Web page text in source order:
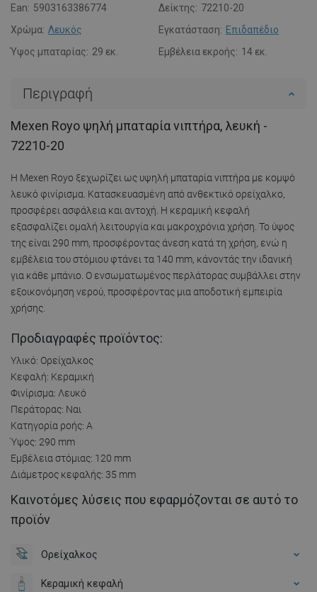
Ean: 5903163386774 Δείκτης: 72210-20
Χρώμα: Λευκός Εγκατάσταση: Επιδαπέδιο
Ύψος μπαταρίας: 29 εκ. Εμβέλεια εκροής: 14 εκ.
Περιγραφή
Mexen Royo ψηλή μπαταρία νιπτήρα, λευκή -
72210-20
Η Mexen Royo ξεχωρίζει ως υψηλή μπαταρία νιπτήρα με κομψό
λευκό φινίρισμα. Κατασκευασμένη από ανθεκτικό ορείχαλκο,
προσφέρει ασφάλεια και αντοχή. Η κεραμική κεφαλή
εξασφαλίζει ομαλή λειτουργία και μακροχρόνια χρήση. Το ύψος
της είναι 290 mm, προσφέροντας άνεση κατά τη χρήση, ενώ η
εμβέλεια του στόμιου φτάνει τα 140 mm, κάνοντάς την ιδανική
για κάθε μπάνιο. Ο ενσωματωμένος περλάτορας συμβάλλει στην
εξοικονόμηση νερού, προσφέροντας μια αποδοτική εμπειρία
χρήσης.
Προδιαγραφές προϊόντος:
Υλικό: Ορείχαλκος
Κεφαλή: Κεραμική
Φινίρισμα: Λευκό
Περάτορας: Ναι
Κατηγορία ροής: A
Ύψος: 290 mm
Εμβέλεια στόμιας: 120 mm
Διάμετρος κεφαλής: 35 mm
Καινοτόμες λύσεις που εφαρμόζονται σε αυτό το
προϊόν
Ορείχαλκος
Κεραμική κεφαλή